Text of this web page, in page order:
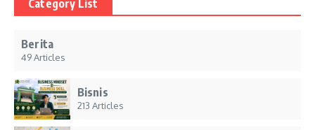
Category List
Berita
49 Articles
Bisnis
213 Articles